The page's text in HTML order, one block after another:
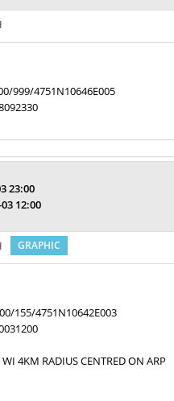
999/4751N10646E005
23:00
12:00
GRAPHIC
155/4751N10642E003
4KM RADIUS CENTRED ON ARP